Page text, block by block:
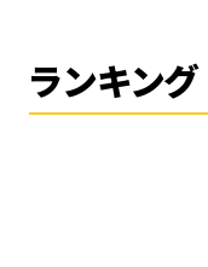
ランキング